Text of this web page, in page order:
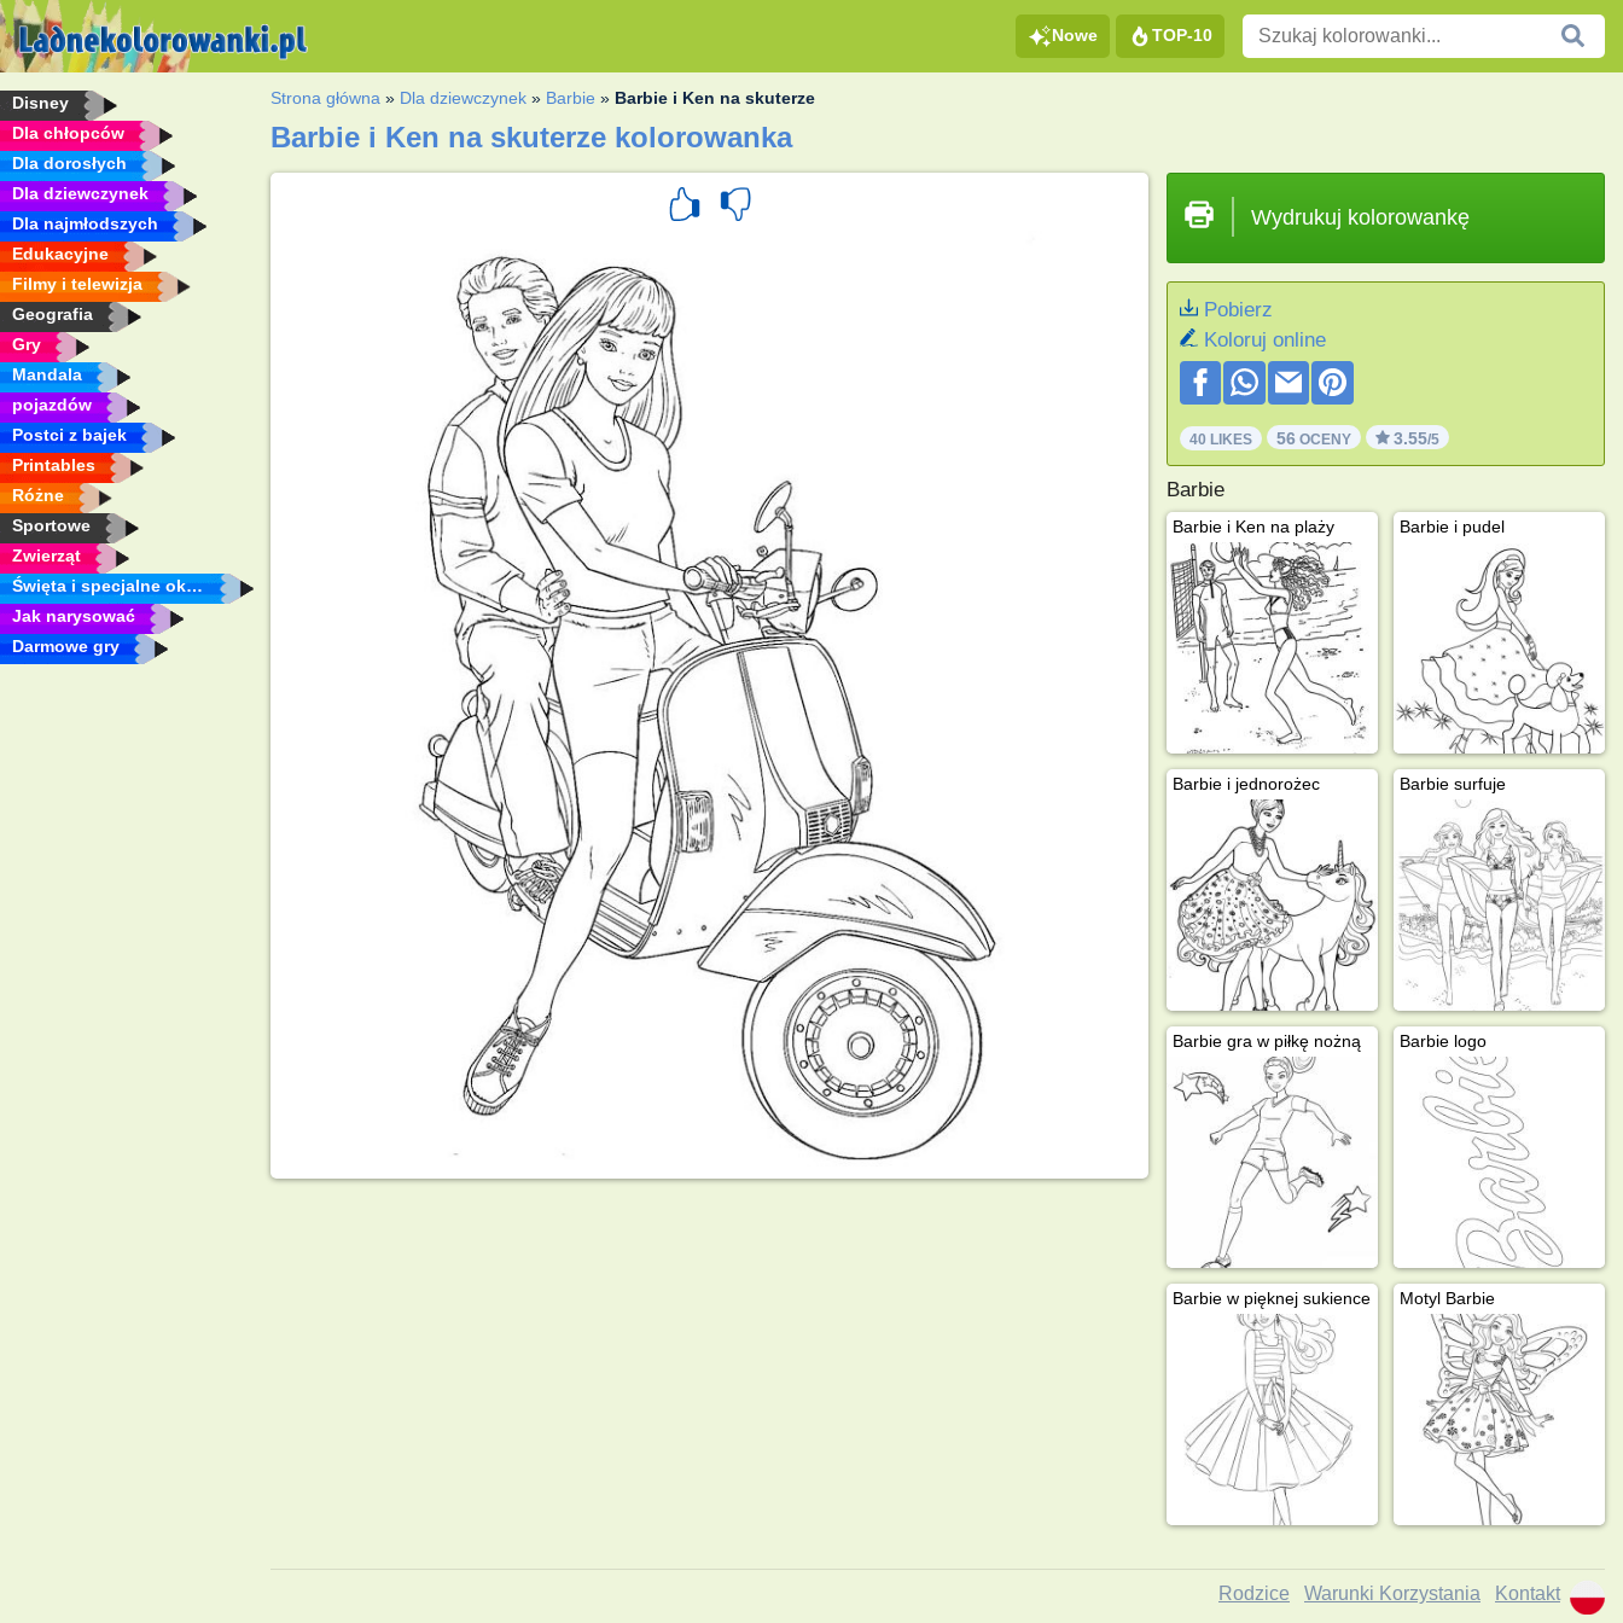
Nowe TOP-10
Disney
Dla chłopców
Dla dorosłych
Dla dziewczynek
Dla najmłodszych
Edukacyjne
Filmy i telewizja
Geografia
Gry
Mandala
pojazdów
Postci z bajek
Printables
Różne
Sportowe
Zwierząt
Święta i specjalne okazje
Jak narysować
Darmowe gry
Strona główna » Dla dziewczynek » Barbie » Barbie i Ken na skuterze
Barbie i Ken na skuterze kolorowanka
Wydrukuj kolorowankę
Pobierz
Koloruj online
40 LIKES 56OCENY 3.55/5
Barbie
Barbie i Ken na plaży Barbie i pudel
Barbie i jednorożec Barbie surfuje
Barbie gra w piłkę nożną Barbie logo
Barbie w pięknej sukience Motyl Barbie
Rodzice Warunki Korzystania Kontakt